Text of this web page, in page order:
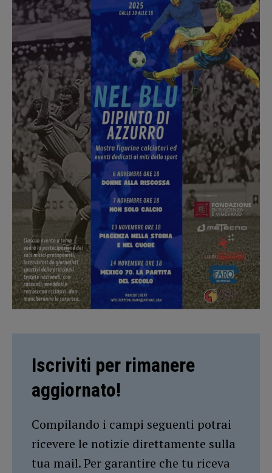
Iscriviti per rimanere
aggiornato!
Compilando i campi seguenti potrai
ricevere le notizie direttamente sulla
tua mail. Per garantire che tu riceva